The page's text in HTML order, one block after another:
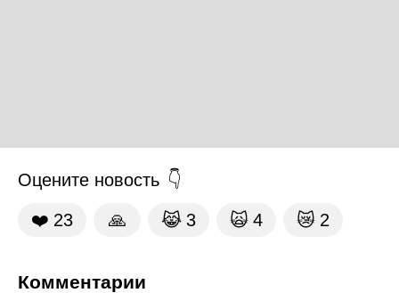
Оцените новость
❤️ 23 🙏 😹 3 🙀 4 😿 2
Комментарии